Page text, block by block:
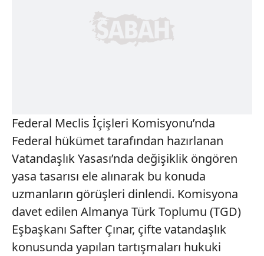
Federal Meclis İçişleri Komisyonu’nda
Federal hükümet tarafından hazırlanan
Vatandaşlık Yasası’nda değişiklik öngören
yasa tasarısı ele alınarak bu konuda
uzmanların görüşleri dinlendi. Komisyona
davet edilen Almanya Türk Toplumu (TGD)
Eşbaşkanı Safter Çınar, çifte vatandaşlık
konusunda yapılan tartışmaları hukuki